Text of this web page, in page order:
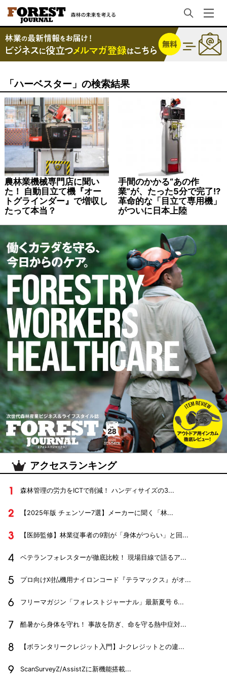
「ハーベスター」の検索結果
農林業機械専門店に聞い
た！ 自動目立て機『オー
トグラインダー』で増収し
たって本当？
手間のかかる“あの作
業”が、たった5分で完了!?
革命的な「目立て専用機」
がついに日本上陸
アクセスランキング
森林管理の労力をICTで削減！ ハンディサイズの3...
【2025年版 チェンソー7選】メーカーに聞く「林...
【医師監修】林業従事者の9割が「身体がつらい」と回...
ベテランフォレスターが徹底比較！ 現場目線で語るア...
プロ向け刈払機用ナイロンコード『テラマックス』がオ...
フリーマガジン「フォレストジャーナル」最新夏号 6...
酷暑から身体を守れ！ 事故を防ぎ、命を守る熱中症対...
【ボランタリークレジット入門】J-クレジットとの違...
ScanSurveyZ/AssistZに新機能搭載...